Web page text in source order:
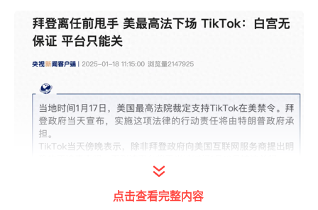
美国掀起中文学习热潮点击查看完整内容